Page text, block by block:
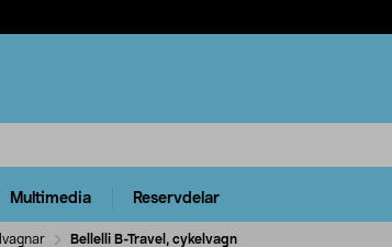
Multimedia Reservdelar
Bellelli B-Travel, cykelvagn